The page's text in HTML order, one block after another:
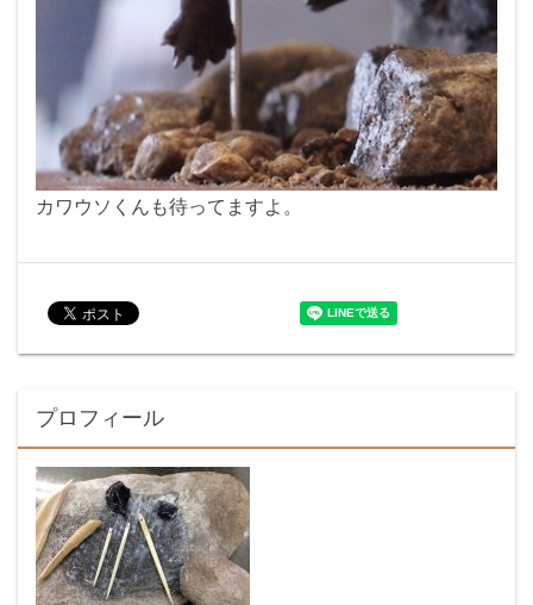
カワウソくんも待ってますよ。
プロフィール